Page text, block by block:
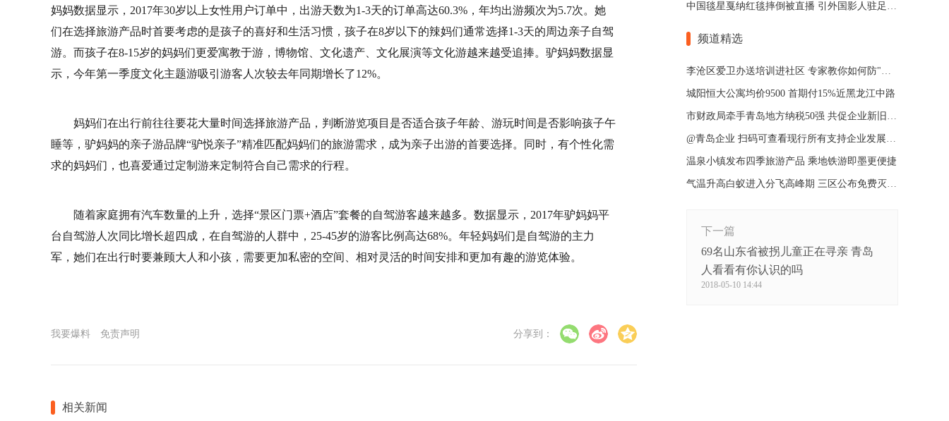
妈妈数据显示，2017年30岁以上女性用户订单中，出游天数为1-3天的订单高达60.3%，年均出游频次为5.7次。她
们在选择旅游产品时首要考虑的是孩子的喜好和生活习惯，孩子在8岁以下的辣妈们通常选择1-3天的周边亲子自驾
游。而孩子在8-15岁的妈妈们更爱寓教于游，博物馆、文化遗产、文化展演等文化游越来越受追捧。驴妈妈数据显
示，今年第一季度文化主题游吸引游客人次较去年同期增长了12%。
妈妈们在出行前往往要花大量时间选择旅游产品，判断游览项目是否适合孩子年龄、游玩时间是否影响孩子午
睡等，驴妈妈的亲子游品牌“驴悦亲子”精准匹配妈妈们的旅游需求，成为亲子出游的首要选择。同时，有个性化需
求的妈妈们，也喜爱通过定制游来定制符合自己需求的行程。
随着家庭拥有汽车数量的上升，选择“景区门票+酒店”套餐的自驾游客越来越多。数据显示，2017年驴妈妈平
台自驾游人次同比增长超四成，在自驾游的人群中，25-45岁的游客比例高达68%。年轻妈妈们是自驾游的主力
军，她们在出行时要兼顾大人和小孩，需要更加私密的空间、相对灵活的时间安排和更加有趣的游览体验。
我要爆料 免责声明 分享到：
相关新闻
中国毯星戛纳红毯摔倒被直播 引外国影人驻足笑看
频道精选
李沧区爱卫办送培训进社区 专家教你如何防"四害"
城阳恒大公寓均价9500 首期付15%近黑龙江中路
市财政局牵手青岛地方纳税50强 共促企业新旧动能转换
@青岛企业 扫码可查看现行所有支持企业发展政策
温泉小镇发布四季旅游产品 乘地铁游即墨更便捷
气温升高白蚁进入分飞高峰期 三区公布免费灭治电话
下一篇
69名山东省被拐儿童正在寻亲 青岛
人看看有你认识的吗
2018-05-10 14:44